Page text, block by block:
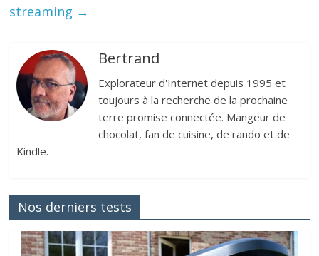
streaming →
Bertrand
Explorateur d'Internet depuis 1995 et
toujours à la recherche de la prochaine
terre promise connectée. Mangeur de
chocolat, fan de cuisine, de rando et de
Kindle.
Nos derniers tests